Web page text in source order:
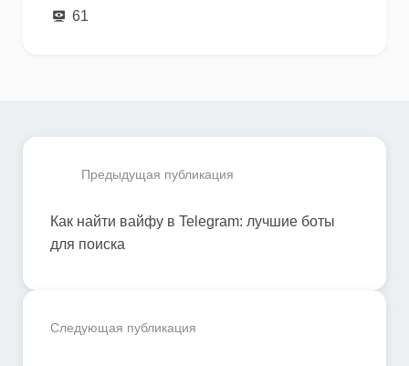
61
Предыдущая публикация
Как найти вайфу в Telegram: лучшие боты
для поиска
Следующая публикация